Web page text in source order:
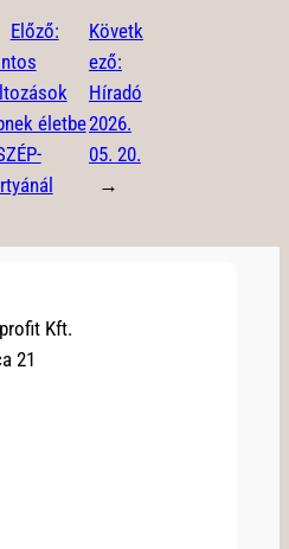
Előző:
életbe
Követk
ező:
Híradó
2026.
05. 20.
→
Kft.
21